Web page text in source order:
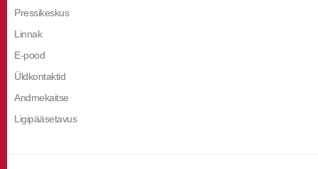
Pressikeskus
Linnak
E-pood
Üldkontaktid
Andmekaitse
Ligipääsetavus